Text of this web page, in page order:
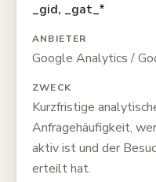
_gid, _gat_*
ANBIETER
Google Analytics /
ZWECK
Kurzfristige
Anfragehäufigkeit,
aktiv ist und der
erteilt hat.